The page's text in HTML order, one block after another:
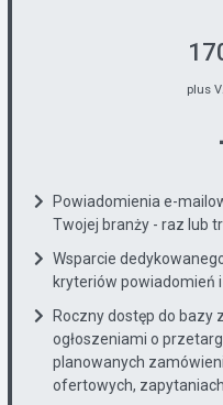
plus
Powiadomienia e-
Twojej branży - raz lub
Wsparcie
kryteriów powiadomień
Roczny dostęp do bazy
ogłoszeniami o
planowanych
ofertowych, zapytaniach